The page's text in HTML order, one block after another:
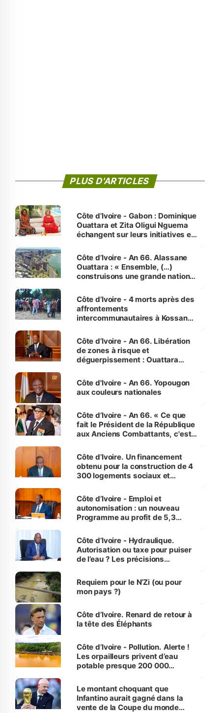
PLUS D'ARTICLES
Côte d’Ivoire - Gabon : Dominique
Ouattara et Zita Oligui Nguema
échangent sur leurs initiatives en
enfants
Côte d’Ivoire - An 66. Alassane
Ouattara : « Ensemble, (…)
construisons une grande nation
générations futures »
Côte d’Ivoire - 4 morts après des
affrontements
intercommunautaires à Kossandji
milieu des sinistrés
Côte d’Ivoire - An 66. Libération
de zones à risque et
déguerpissement : Ouattara
l'Etat de droit pour préserver les
vies humaines »
Côte d'Ivoire - An 66. Yopougon
aux couleurs nationales
Côte d’Ivoire - An 66. « Ce que
fait le Président de la République
aux Anciens Combattants, c'est
Côte d’Ivoire. Un financement
obtenu pour la construction de 4
300 logements sociaux et
et Yamoussoukro
Côte d’Ivoire - Emploi et
autonomisation : un nouveau
Programme au profit de 5,3
Côte d’Ivoire - Hydraulique.
Autorisation ou taxe pour puiser
de l’eau ? Les précisions
Requiem pour le N’Zi (ou pour
mon pays ?)
Côte d’Ivoire. Renard de retour à
la tête des Éléphants
Côte d’Ivoire - Pollution. Alerte !
Les orpailleurs privent d’eau
potable presque 200 000
Le montant choquant que
Infantino aurait gagné dans la
vente de la Coupe du monde